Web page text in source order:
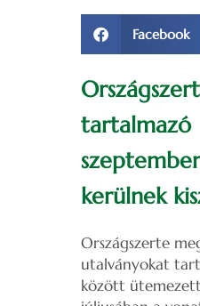
Facebook
kerülnek
Országszerte
utalványokat
között